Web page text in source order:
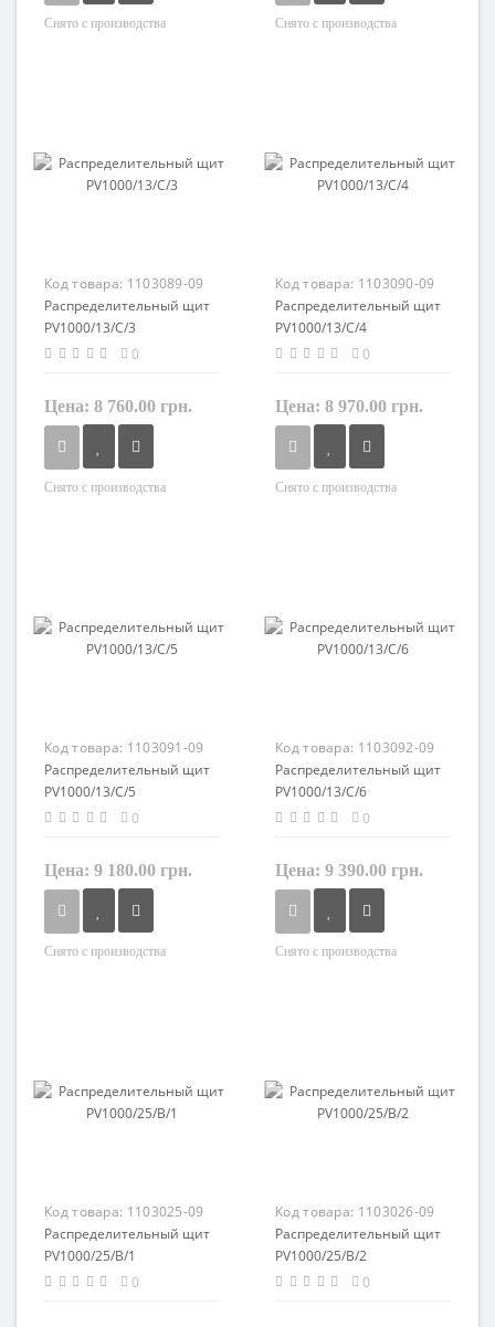
Снято с производства Снято с производства
Код товара: 1103089-09
Распределительный щит
PV1000/13/C/3
0
Цена: 8 760.00 грн.
Снято с производства
Код товара: 1103090-09
Распределительный щит
PV1000/13/C/4
0
Цена: 8 970.00 грн.
Снято с производства
Код товара: 1103091-09
Распределительный щит
PV1000/13/C/5
0
Цена: 9 180.00 грн.
Снято с производства
Код товара: 1103092-09
Распределительный щит
PV1000/13/C/6
0
Цена: 9 390.00 грн.
Снято с производства
Код товара: 1103025-09
Распределительный щит
PV1000/25/B/1
0
Код товара: 1103026-09
Распределительный щит
PV1000/25/B/2
0